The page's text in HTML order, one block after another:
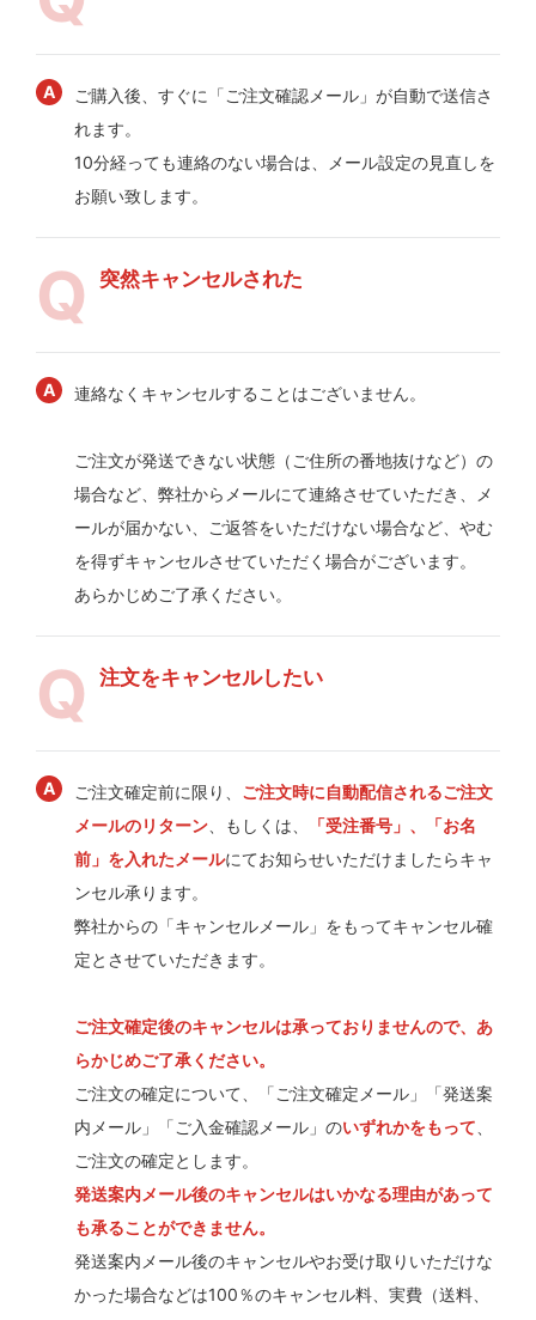
ご購入後、すぐに「ご注文確認メール」が自動で送信さ
れます。
10分経っても連絡のない場合は、メール設定の見直しを
お願い致します。
突然キャンセルされた
連絡なくキャンセルすることはございません。
ご注文が発送できない状態（ご住所の番地抜けなど）の
場合など、弊社からメールにて連絡させていただき、メ
ールが届かない、ご返答をいただけない場合など、やむ
を得ずキャンセルさせていただく場合がございます。
あらかじめご了承ください。
注文をキャンセルしたい
ご注文確定前に限り、 ご注文時に自動配信されるご注文
メールのリターン 、もしくは、
「受注番号」、「お名
前」を入れたメールにてお知らせいただけましたらキャ
ンセル承ります。
弊社からの「キャンセルメール」をもってキャンセル確
定とさせていただきます。
ご注文確定後のキャンセルは承っておりませんので、あ
らかじめご了承ください。
ご注文の確定について、「ご注文確定メール」「発送案
内メール」「ご入金確認メール」のいずれかをもって
ご注文の確定とします。
発送案内メール後のキャンセルはいかなる理由があって
も承ることができません。
発送案内メール後のキャンセルやお受け取りいただけな
かった場合などは100％のキャンセル料、実費（送料、